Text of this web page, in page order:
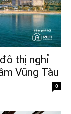
thị nghỉ
Vũng Tàu
0